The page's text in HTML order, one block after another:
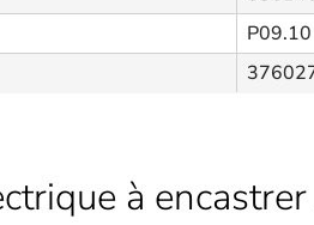
P09.10
à